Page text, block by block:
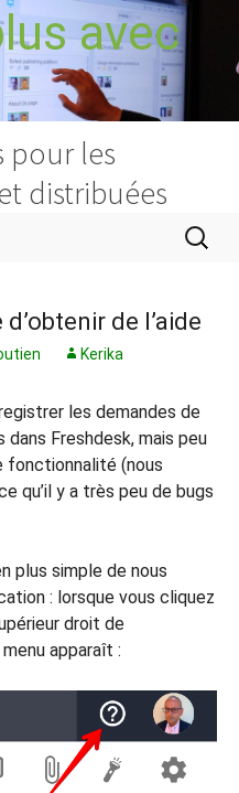
avec
pour les
distribuées
de l’aide
Kerika
les demandes de
Freshdesk, mais peu
(nous
qu’il y a très peu de bugs
plus simple de nous
: lorsque vous cliquez
droit de
apparaît :